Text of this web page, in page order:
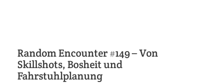
Random Encounter #149 – Von
Skillshots, Bosheit und
Fahrstuhlplanung